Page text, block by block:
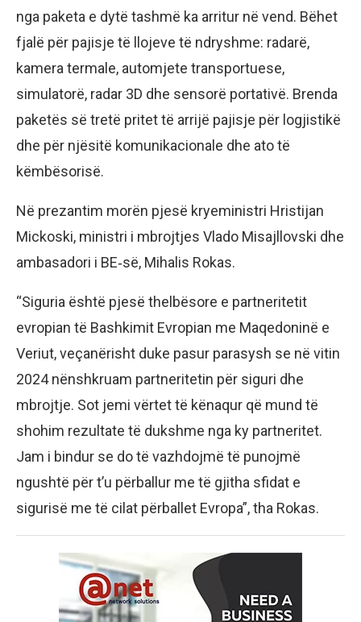
nga paketa e dytë tashmë ka arritur në vend. Bëhet
fjalë për pajisje të llojeve të ndryshme: radarë,
kamera termale, automjete transportuese,
simulatorë, radar 3D dhe sensorë portativë. Brenda
paketës së tretë pritet të arrijë pajisje për logjistikë
dhe për njësitë komunikacionale dhe ato të
këmbësorisë.
Në prezantim morën pjesë kryeministri Hristijan
Mickoski, ministri i mbrojtjes Vlado Misajllovski dhe
ambasadori i BE‑së, Mihalis Rokas.
“Siguria është pjesë thelbësore e partneritetit
evropian të Bashkimit Evropian me Maqedoninë e
Veriut, veçanërisht duke pasur parasysh se në vitin
2024 nënshkruam partneritetin për siguri dhe
mbrojtje. Sot jemi vërtet të kënaqur që mund të
shohim rezultate të dukshme nga ky partneritet.
Jam i bindur se do të vazhdojmë të punojmë
ngushtë për t’u përballur me të gjitha sfidat e
sigurisë me të cilat përballet Evropa”, tha Rokas.